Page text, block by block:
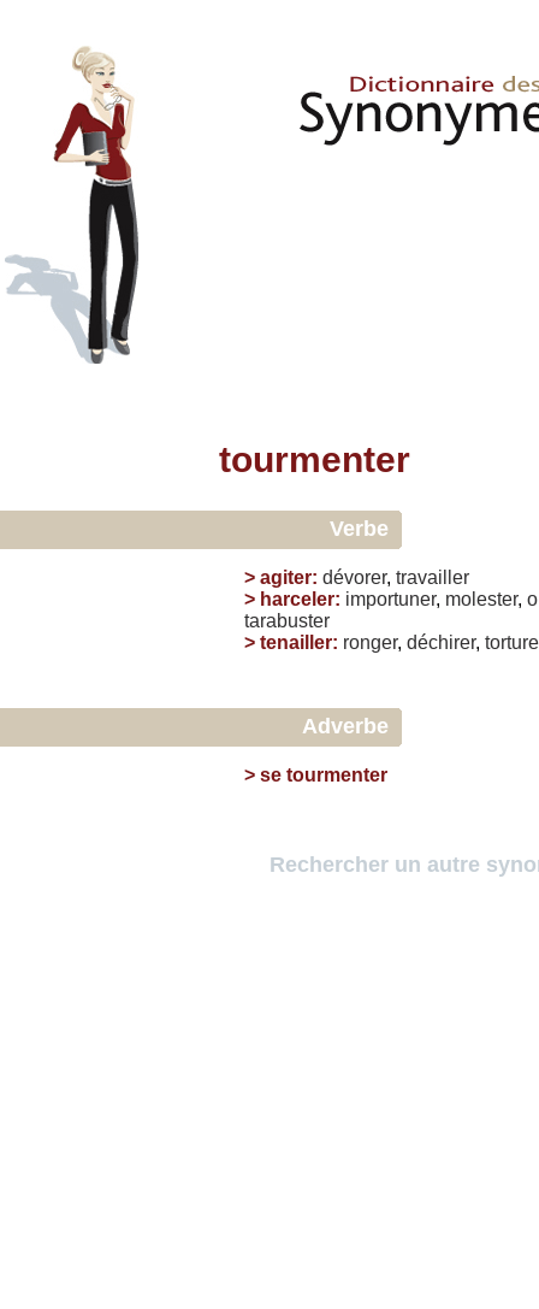
tourmenter
Verbe
> agiter: dévorer, travailler
> harceler: importuner, molester,
tarabuster
> tenailler: ronger, déchirer,
Adverbe
> se tourmenter
Rechercher un autre